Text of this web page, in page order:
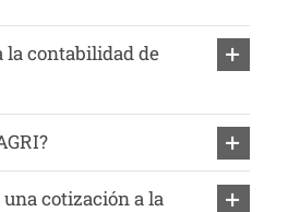
la contabilidad de
una cotización a la